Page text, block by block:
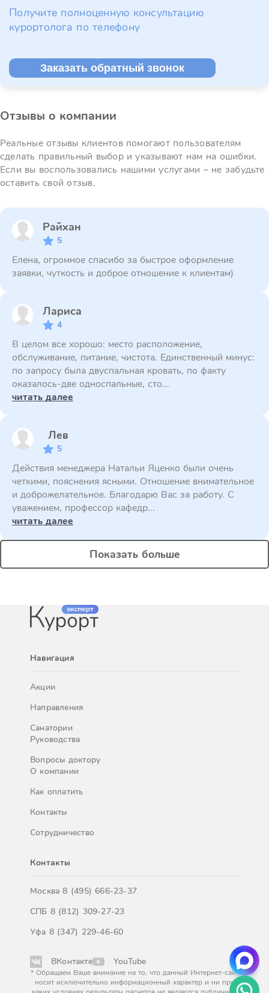
Получите полноценную консультацию
курортолога по телефону
Заказать обратный звонок
Отзывы о компании
Реальные отзывы клиентов помогают пользователям
сделать правильный выбор и указывают нам на ошибки.
Если вы воспользовались нашими услугами – не забудьте
оставить свой отзыв.
Райхан
5
Елена, огромное спасибо за быстрое оформление
заявки, чуткость и доброе отношение к клиентам)
Лариса
4
В целом все хорошо: место расположение,
обслуживание, питание, чистота. Единственный минус:
по запросу была двуспальная кровать, по факту
оказалось-две односпальные, сто...
читать далее
Лев
5
Действия менеджера Натальи Яценко были очень
четкими, пояснения ясными. Отношение внимательное
и доброжелательное. Благодарю Вас за работу. С
уважением, профессор кафедр...
читать далее
Показать больше
Навигация
Акции
Направления
Санатории
Руководства
Вопросы доктору
О компании
Как оплатить
Контакты
Сотрудничество
Контакты
Москва8 (495) 666-23-37
СПБ 8 (812) 309-27-23
Уфа 8 (347) 229-46-60
ВКонтакте YouTube
* Обращаем Ваше внимание на то, что данный Интернет-сайт
носит исключительно информационный характер и ни при